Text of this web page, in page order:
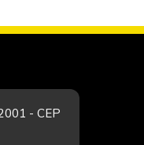
- CEP